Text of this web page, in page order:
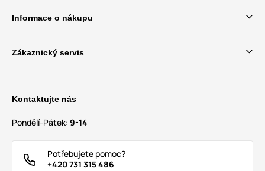
Informace o nákupu
Zákaznický servis
Kontaktujte nás
Pondělí-Pátek: 9-14
Potřebujete pomoc?
+420 731 315 486